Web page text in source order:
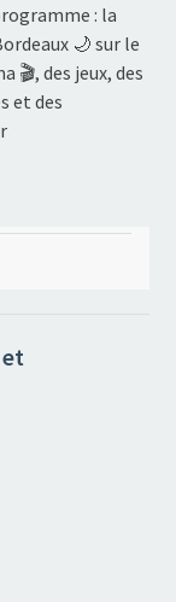
: la
🌙 sur le
🎬, des jeux, des
et des